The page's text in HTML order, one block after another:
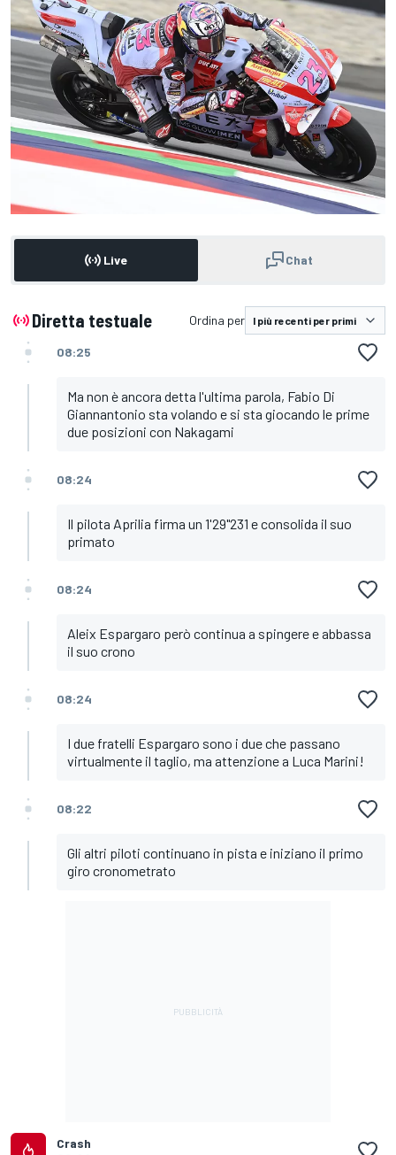
Live Chat
Diretta testuale Ordina per
08:25
Ma non è ancora detta l'ultima parola, Fabio Di
Giannantonio sta volando e si sta giocando le prime
due posizioni con Nakagami
08:24
Il pilota Aprilia firma un 1'29"231 e consolida il suo
primato
08:24
Aleix Espargaro però continua a spingere e abbassa
il suo crono
08:24
I due fratelli Espargaro sono i due che passano
virtualmente il taglio, ma attenzione a Luca Marini!
08:22
Gli altri piloti continuano in pista e iniziano il primo
giro cronometrato
Crash